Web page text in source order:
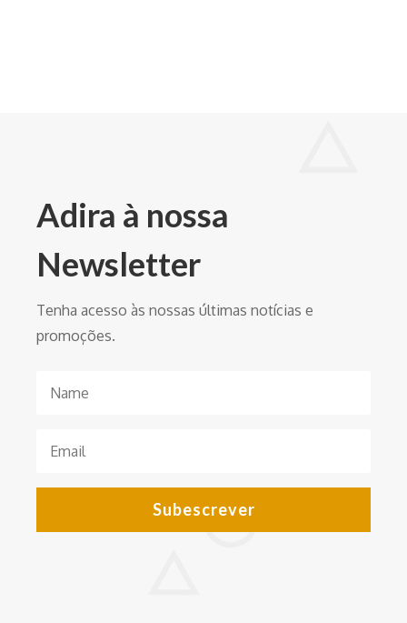
Adira à nossa
Newsletter
Tenha acesso às nossas últimas notícias e
promoções.
Subescrever